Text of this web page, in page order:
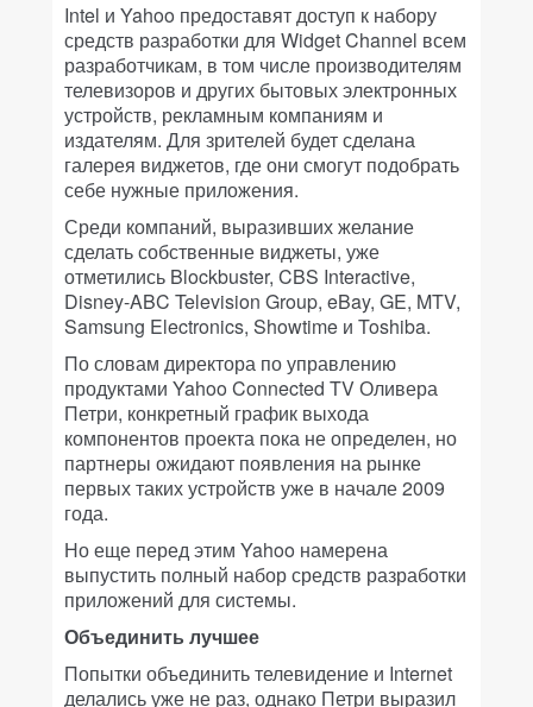
Intel и Yahoo предоставят доступ к набору
средств разработки для Widget Channel всем
разработчикам, в том числе производителям
телевизоров и других бытовых электронных
устройств, рекламным компаниям и
издателям. Для зрителей будет сделана
галерея виджетов, где они смогут подобрать
себе нужные приложения.
Среди компаний, выразивших желание
сделать собственные виджеты, уже
отметились Blockbuster, CBS Interactive,
Disney-ABC Television Group, eBay, GE, MTV,
Samsung Electronics, Showtime и Toshiba.
По словам директора по управлению
продуктами Yahoo Connected TV Оливера
Петри, конкретный график выхода
компонентов проекта пока не определен, но
партнеры ожидают появления на рынке
первых таких устройств уже в начале 2009
года.
Но еще перед этим Yahoo намерена
выпустить полный набор средств разработки
приложений для системы.
Объединить лучшее
Попытки объединить телевидение и Internet
делались уже не раз, однако Петри выразил